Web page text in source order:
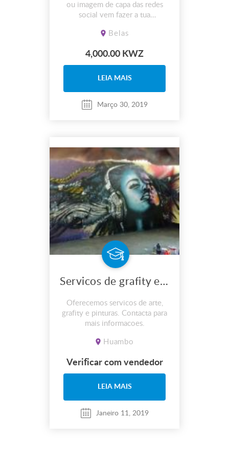
ou imagem de capa das redes
social vem fazer a tua
nossa empresa.
Belas
4,000.00 KWZ
LEIA MAIS
Março 30, 2019
Servicos de grafity e pinturas
Oferecemos servicos de arte,
grafity e pinturas. Contacta para
mais informacoes.
Huambo
Verificar com vendedor
LEIA MAIS
Janeiro 11, 2019